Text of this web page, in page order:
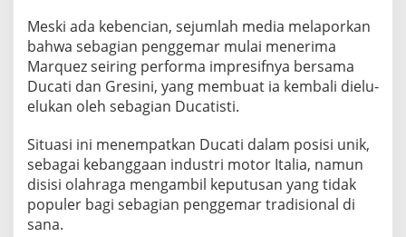
Meski ada kebencian, sejumlah media melaporkan
bahwa sebagian penggemar mulai menerima
Marquez seiring performa impresifnya bersama
Ducati dan Gresini, yang membuat ia kembali dielu-
elukan oleh sebagian Ducatisti.
Situasi ini menempatkan Ducati dalam posisi unik,
sebagai kebanggaan industri motor Italia, namun
disisi olahraga mengambil keputusan yang tidak
populer bagi sebagian penggemar tradisional di
sana.